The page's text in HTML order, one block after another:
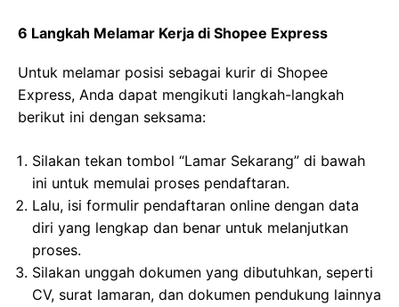
6 Langkah Melamar Kerja di Shopee Express
Untuk melamar posisi sebagai kurir di Shopee
Express, Anda dapat mengikuti langkah-langkah
berikut ini dengan seksama:
Silakan tekan tombol “Lamar Sekarang” di bawah
ini untuk memulai proses pendaftaran.
Lalu, isi formulir pendaftaran online dengan data
diri yang lengkap dan benar untuk melanjutkan
proses.
Silakan unggah dokumen yang dibutuhkan, seperti
CV, surat lamaran, dan dokumen pendukung lainnya